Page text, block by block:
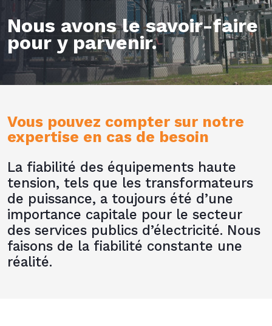
Nous avons le savoir-faire
pour y parvenir.
Vous pouvez compter sur notre
expertise en cas de besoin
La fiabilité des équipements haute
tension, tels que les transformateurs
de puissance, a toujours été d’une
importance capitale pour le secteur
des services publics d’électricité. Nous
faisons de la fiabilité constante une
réalité.